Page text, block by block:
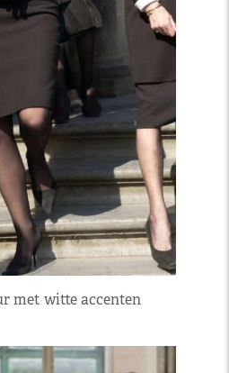
met witte accenten